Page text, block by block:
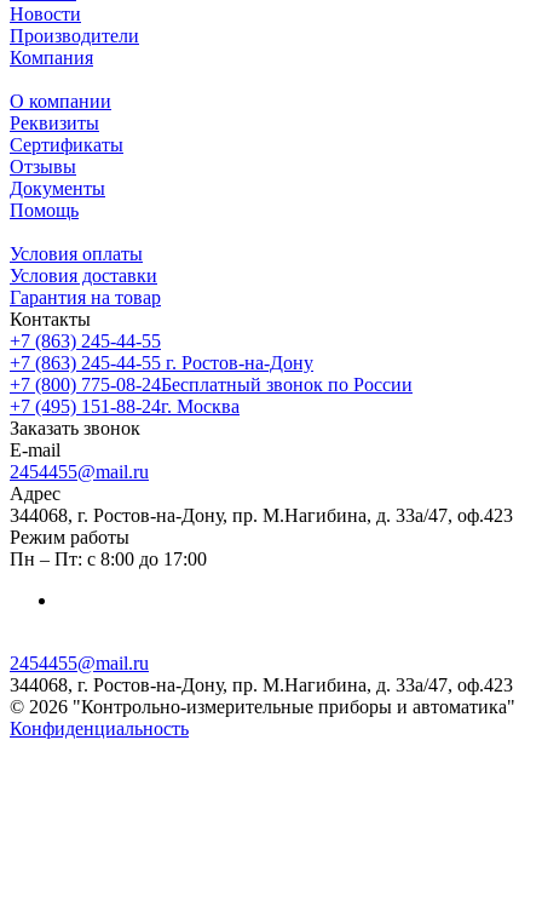
Новости
Производители
Компания
О компании
Реквизиты
Сертификаты
Отзывы
Документы
Помощь
Условия оплаты
Условия доставки
Гарантия на товар
Контакты
+7 (863) 245-44-55
+7 (863) 245-44-55 г. Ростов-на-Дону
+7 (800) 775-08-24Бесплатный звонок по России
+7 (495) 151-88-24г. Москва
Заказать звонок
E-mail
2454455@mail.ru
Адрес
344068, г. Ростов-на-Дону, пр. М.Нагибина, д. 33а/47, оф.423
Режим работы
Пн – Пт: с 8:00 до 17:00
2454455@mail.ru
344068, г. Ростов-на-Дону, пр. М.Нагибина, д. 33а/47, оф.423
© 2026 "Контрольно-измерительные приборы и автоматика"
Конфиденциальность